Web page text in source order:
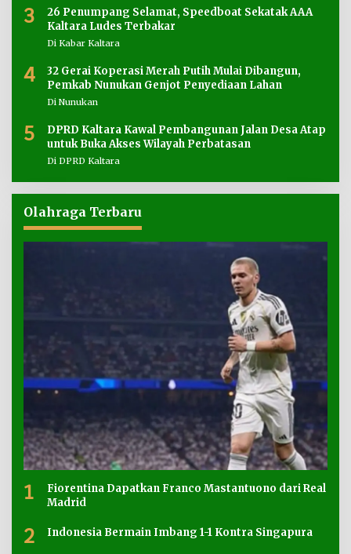
3
26 Penumpang Selamat, Speedboat Sekatak AAA
Kaltara Ludes Terbakar
Di Kabar Kaltara
4
32 Gerai Koperasi Merah Putih Mulai Dibangun,
Pemkab Nunukan Genjot Penyediaan Lahan
Di Nunukan
5
DPRD Kaltara Kawal Pembangunan Jalan Desa Atap
untuk Buka Akses Wilayah Perbatasan
Di DPRD Kaltara
Olahraga Terbaru
1
Fiorentina Dapatkan Franco Mastantuono dari Real
Madrid
2 Indonesia Bermain Imbang 1-1 Kontra Singapura